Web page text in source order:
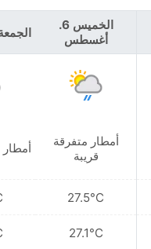
الخميس 6.
أغسطس
أمطار متفرقة
قريبة
27.5°C
27.1°C
الجمعة 7.
أمطار